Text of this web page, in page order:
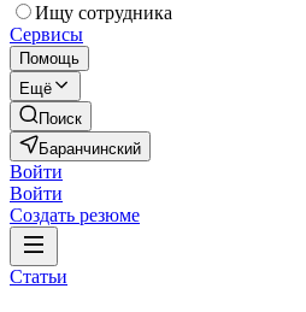
Ищу сотрудника
Сервисы
Помощь
Ещё
Поиск
Баранчинский
Войти
Войти
Создать резюме
Статьи